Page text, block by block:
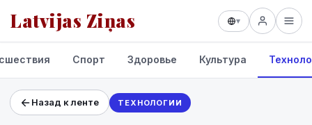
Latvijas Ziņas ▾
Проекты и сервисы
Спорт Здоровье Культура
Назад к ленте ТЕХНОЛОГИИ